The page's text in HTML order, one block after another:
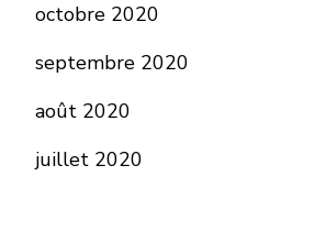
octobre 2020
septembre 2020
août 2020
juillet 2020